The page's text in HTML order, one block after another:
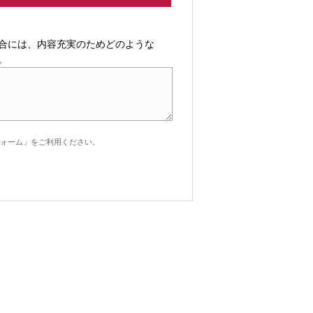
には、内容充実のためどのような
ーム」をご利用ください。